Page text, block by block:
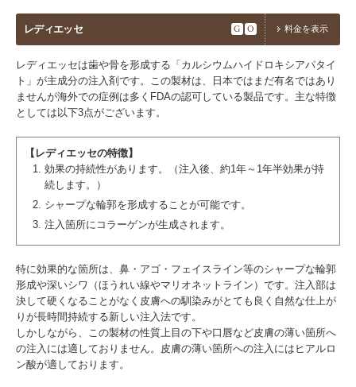
レディエッセ G O 料金を表示
レディエッセは歯や骨を形成する「カルシウムハイドロキシアパタイ
ト」が主成分の注入剤です。この製材は、日本ではまだ有名ではあり
ませんが海外での症例は多くFDAの認可している製品です。主な特徴
としては以下3点がございます。
【レディエッセの特徴】
効果の持続性があります。（注入後、約1年～1年半効果が持
続します。）
シャープな輪郭を形成することが可能です。
注入箇所にコラーゲンが生成されます。
特に効果的な箇所は、鼻・アゴ・フェイスライン等のシャープな輪郭
形成や深いシワ（ほうれい線やマリオネットライン）です。注入部は
決して硬くなることがなく皮膚への馴染みがとても良く自然な仕上が
りが長時間持続する新しい注入法です。
しかしながら、この製材の性質上目の下や口唇など皮膚の薄い箇所へ
の注入には適しておりません。皮膚の薄い箇所への注入にはヒアルロ
ン酸が適しております。